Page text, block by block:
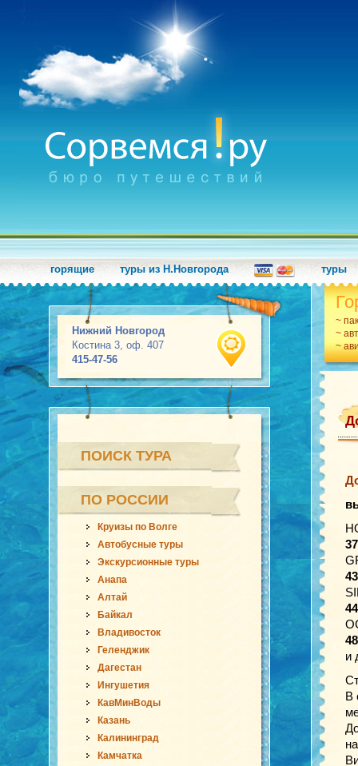
горящие туры из Н.Новгорода туры
Нижний Новгород
Костина 3, оф. 407
415-47-56
~
~
~
ПОИСК ТУРА
ПО РОССИИ
Круизы по Волге
Автобусные туры
Экскурсионные туры
Анапа
Алтай
Байкал
Владивосток
Геленджик
Дагестан
Ингушетия
КавМинВоды
Казань
Калининград
Камчатка
и
В